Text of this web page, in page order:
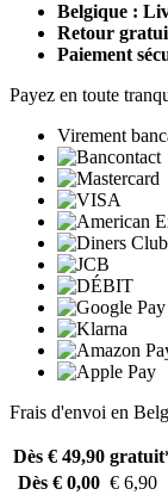
Belgique :
Retour
Paiement
Payez en toute
Virement
Frais d'envoi en
Dès € 49,90
Dès € 0,00 € 6,90